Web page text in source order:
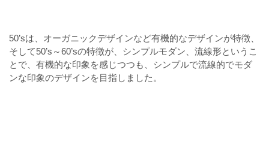
50’sは、オーガニックデザインなど有機的なデザインが特徴、
そして50’s～60’sの特徴が、シンプルモダン、流線形というこ
とで、有機的な印象を感じつつも、シンプルで流線的でモダ
ンな印象のデザインを目指しました。